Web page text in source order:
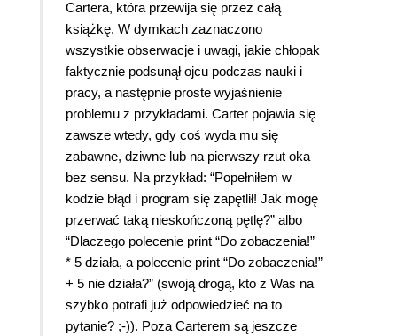
Cartera, która przewija się przez całą
książkę. W dymkach zaznaczono
wszystkie obserwacje i uwagi, jakie chłopak
faktycznie podsunął ojcu podczas nauki i
pracy, a następnie proste wyjaśnienie
problemu z przykładami. Carter pojawia się
zawsze wtedy, gdy coś wyda mu się
zabawne, dziwne lub na pierwszy rzut oka
bez sensu. Na przykład: “Popełniłem w
kodzie błąd i program się zapętlił! Jak mogę
przerwać taką nieskończoną pętlę?” albo
“Dlaczego polecenie print “Do zobaczenia!”
* 5 działa, a polecenie print “Do zobaczenia!”
+ 5 nie działa?” (swoją drogą, kto z Was na
szybko potrafi już odpowiedzieć na to
pytanie? ;-)). Poza Carterem są jeszcze